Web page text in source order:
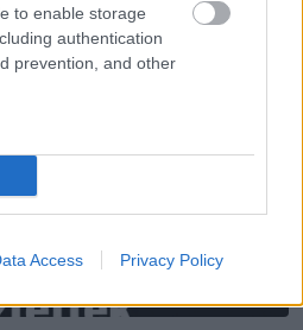
to enable storage
authentication
prevention, and other
Access Privacy Policy